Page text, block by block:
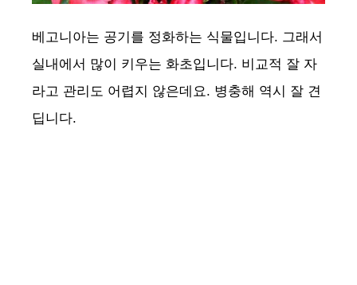
베고니아는 공기를 정화하는 식물입니다. 그래서
실내에서 많이 키우는 화초입니다. 비교적 잘 자
라고 관리도 어렵지 않은데요. 병충해 역시 잘 견
딥니다.